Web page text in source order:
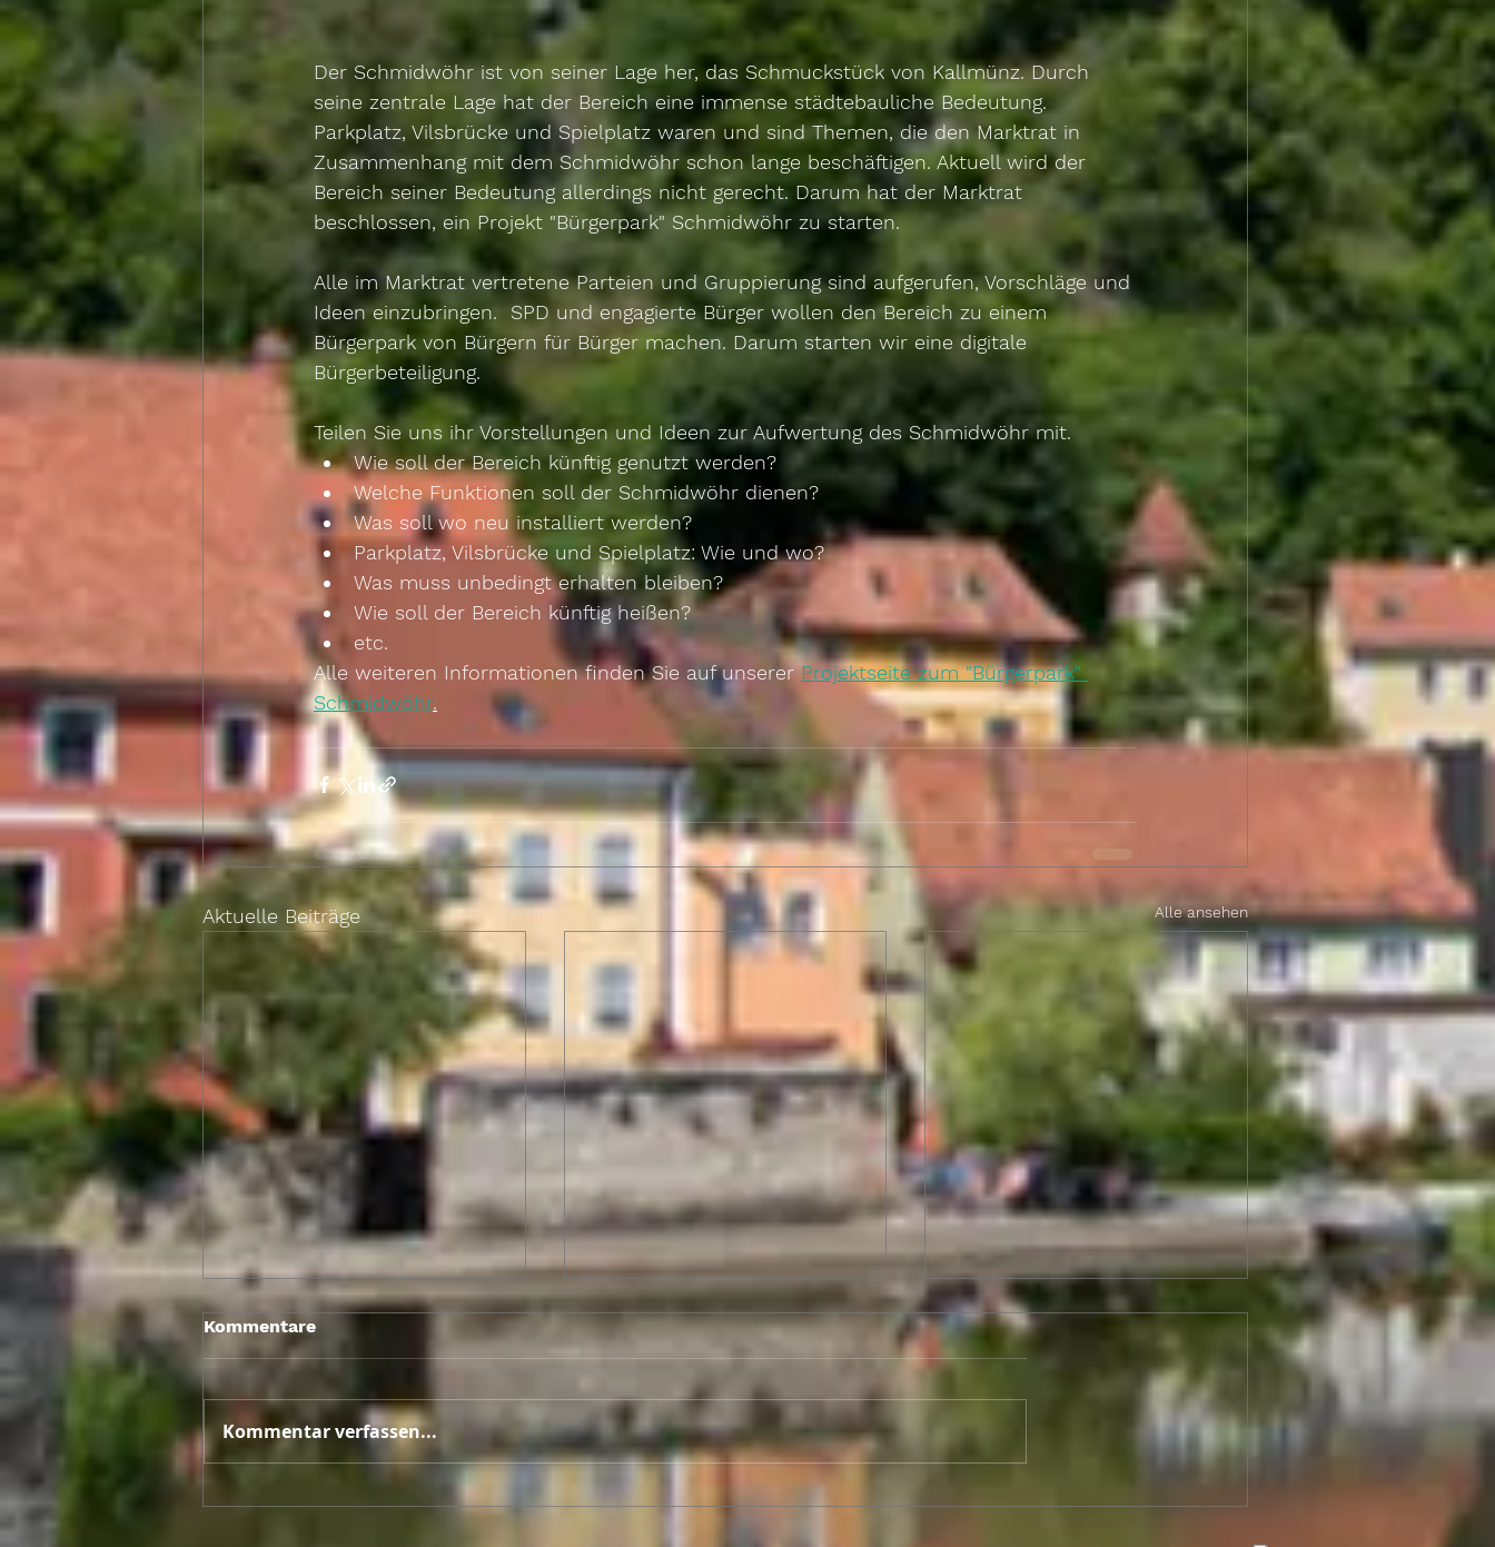
Der Schmidwöhr ist von seiner Lage her, das Schmuckstück von Kallmünz. Durch
seine zentrale Lage hat der Bereich eine immense städtebauliche Bedeutung.
Parkplatz, Vilsbrücke und Spielplatz waren und sind Themen, die den Marktrat in
Zusammenhang mit dem Schmidwöhr schon lange beschäftigen. Aktuell wird der
Bereich seiner Bedeutung allerdings nicht gerecht. Darum hat der Marktrat
beschlossen, ein Projekt "Bürgerpark" Schmidwöhr zu starten.
Alle im Marktrat vertretene Parteien und Gruppierung sind aufgerufen, Vorschläge und
Ideen einzubringen.  SPD und engagierte Bürger wollen den Bereich zu einem
Bürgerpark von Bürgern für Bürger machen. Darum starten wir eine digitale
Bürgerbeteiligung.
Teilen Sie uns ihr Vorstellungen und Ideen zur Aufwertung des Schmidwöhr mit.
Wie soll der Bereich künftig genutzt werden?
Welche Funktionen soll der Schmidwöhr dienen?
Was soll wo neu installiert werden?
Parkplatz, Vilsbrücke und Spielplatz: Wie und wo?
Was muss unbedingt erhalten bleiben?
Wie soll der Bereich künftig heißen?
etc.
Alle weiteren Informationen finden Sie auf unserer Projektseite zum "Bürgerpark"
Schmidwöhr.
Aktuelle Beiträge Alle ansehen
SPD und engagierte Bürger
Berlin Briefing,
Sitzungswoche 03. - 08.
Mai 2026
Kommentare
Kommentar verfassen...